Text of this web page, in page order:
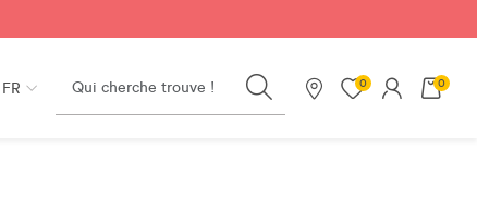
FR Search
Nos magasins
0 0